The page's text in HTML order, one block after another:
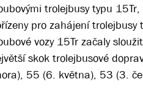
trolejbusy typu
pro zahájení trolejbusy
vozy 15Tr začaly
skok trolejbusové
55 (6. května), 53 (3.